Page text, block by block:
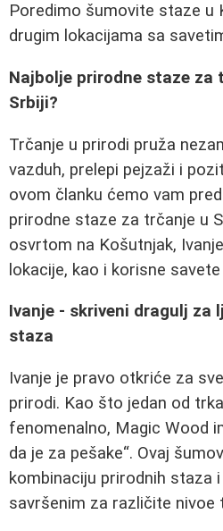
Poredimo šumovite staze u
drugim lokacijama sa
Najbolje prirodne staze za
Srbiji?
Trčanje u prirodi pruža
vazduh, prelepi pejzaži i
ovom članku ćemo vam
prirodne staze za trčanje u
osvrtom na Košutnjak,
lokacije, kao i korisne
Ivanje - skriveni dragulj za
staza
Ivanje je pravo otkriće za
prirodi. Kao što jedan od
fenomenalno, Magic Wood
da je za pešake . Ovaj
kombinaciju prirodnih staza
savršenim za različite nivoe